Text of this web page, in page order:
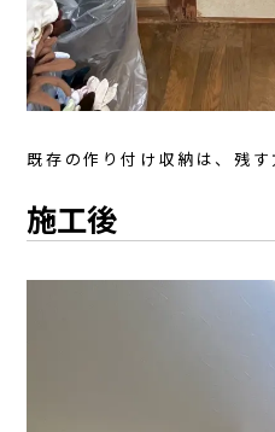
既存の作り付け収納は、残す
施工後